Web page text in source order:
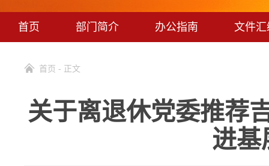
首页 部门简介 办公指南 文件汇
首页 - 正文
关于离退休党委推荐
进基